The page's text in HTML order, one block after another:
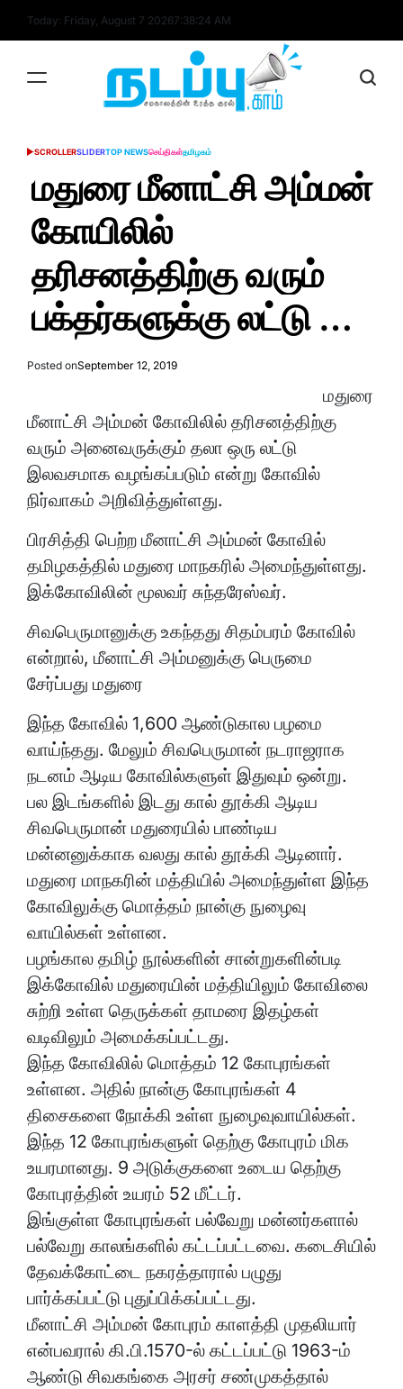
Today: Friday, August 7 20267:38:24 AM
POSTED
SCROLLERSLIDERTOP NEWSசெய்திகள்தமிழகம்
மதுரை மீனாட்சி அம்மன்
கோயிலில்
தரிசனத்திற்கு வரும்
பக்தர்களுக்கு லட்டு …
Posted onSeptember 12, 2019
மதுரை
மீனாட்சி அம்மன் கோவிலில் தரிசனத்திற்கு
வரும் அனைவருக்கும் தலா ஒரு லட்டு
இலவசமாக வழங்கப்படும் என்று கோவில்
நிர்வாகம் அறிவித்துள்ளது.
பிரசித்தி பெற்ற மீனாட்சி அம்மன் கோவில்
தமிழகத்தில் மதுரை மாநகரில் அமைந்துள்ளது.
இக்கோவிலின் மூலவர் சுந்தரேஸ்வர்.
சிவபெருமானுக்கு உகந்தது சிதம்பரம் கோவில்
என்றால், மீனாட்சி அம்மனுக்கு பெருமை
சேர்ப்பது மதுரை
இந்த கோவில் 1,600 ஆண்டுகால பழமை
வாய்ந்தது. மேலும் சிவபெருமான் நடராஜராக
நடனம் ஆடிய கோவில்களுள் இதுவும் ஒன்று.
பல இடங்களில் இடது கால் தூக்கி ஆடிய
சிவபெருமான் மதுரையில் பாண்டிய
மன்னனுக்காக வலது கால் தூக்கி ஆடினார்.
மதுரை மாநகரின் மத்தியில் அமைந்துள்ள இந்த
கோவிலுக்கு மொத்தம் நான்கு நுழைவு
வாயில்கள் உள்ளன.
பழங்கால தமிழ் நூல்களின் சான்றுகளின்படி
இக்கோவில் மதுரையின் மத்தியிலும் கோவிலை
சுற்றி உள்ள தெருக்கள் தாமரை இதழ்கள்
வடிவிலும் அமைக்கப்பட்டது.
இந்த கோவிலில் மொத்தம் 12 கோபுரங்கள்
உள்ளன. அதில் நான்கு கோபுரங்கள் 4
திசைகளை நோக்கி உள்ள நுழைவுவாயில்கள்.
இந்த 12 கோபுரங்களுள் தெற்கு கோபுரம் மிக
உயரமானது. 9 அடுக்குகளை உடைய தெற்கு
கோபுரத்தின் உயரம் 52 மீட்டர்.
இங்குள்ள கோபுரங்கள் பல்வேறு மன்னர்களால்
பல்வேறு காலங்களில் கட்டப்பட்டவை. கடைசியில்
தேவக்கோட்டை நகரத்தாரால் பழுது
பார்க்கப்பட்டு புதுப்பிக்கப்பட்டது.
மீனாட்சி அம்மன் கோபுரம் காளத்தி முதலியார்
என்பவரால் கி.பி.1570-ல் கட்டப்பட்டு 1963-ம்
ஆண்டு சிவகங்கை அரசர் சண்முகத்தால்